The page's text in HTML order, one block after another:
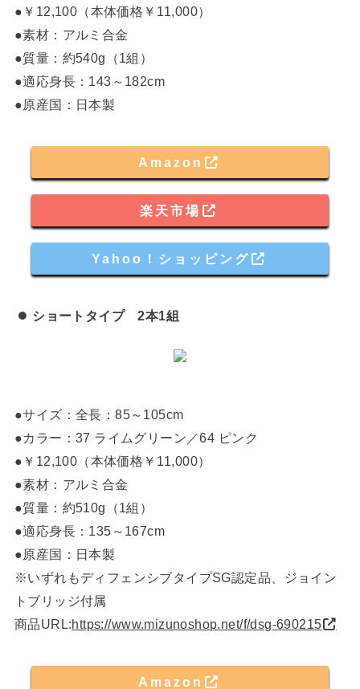
●￥12,100（本体価格￥11,000）
●素材：アルミ合金
●質量：約540g（1組）
●適応身長：143～182cm
●原産国：日本製
Amazon
楽天市場
Yahoo！ショッピング
ショートタイプ 2本1組
●サイズ：全長：85～105cm
●カラー：37 ライムグリーン／64 ピンク
●￥12,100（本体価格￥11,000）
●素材：アルミ合金
●質量：約510g（1組）
●適応身長：135～167cm
●原産国：日本製
※いずれもディフェンシブタイプSG認定品、ジョイン
トブリッジ付属
商品URL:https://www.mizunoshop.net/f/dsg-690215
Amazon